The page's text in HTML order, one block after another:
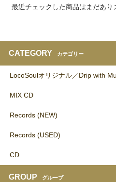
最近チェックした商品はまだあり
CATEGORY カテゴリー
LocoSoulオリジナル／Drip with
MIX CD
Records (NEW)
Records (USED)
CD
GROUP グループ